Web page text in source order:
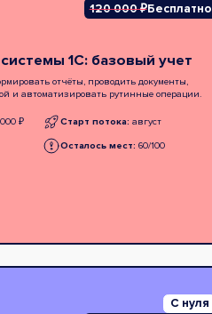
120 000 ₽Бесплатно
1С: базовый учет
отчёты, проводить документы,
и автоматизировать рутинные операции.
₽ Старт потока: август
Осталось мест: 60/100
С нуля